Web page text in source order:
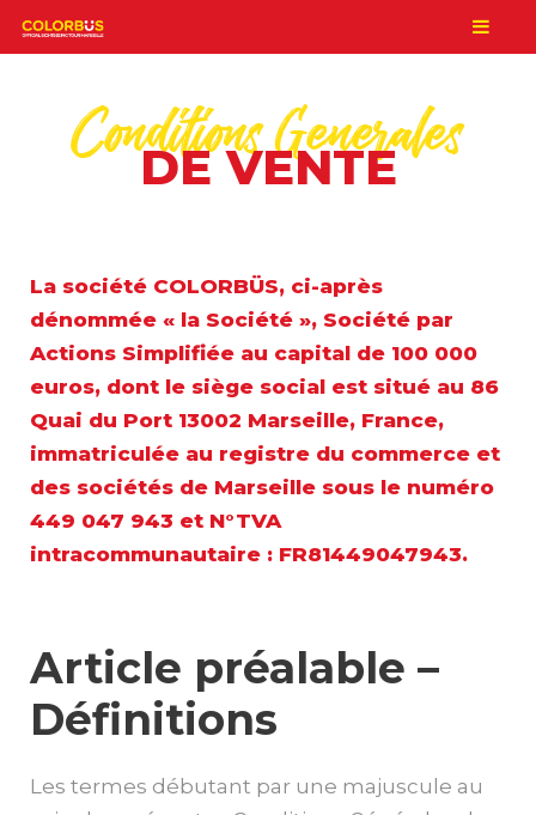
Conditions Generales
DE VENTE
La société COLORBÜS, ci-après
dénommée « la Société », Société par
Actions Simplifiée au capital de 100 000
euros, dont le siège social est situé au 86
Quai du Port 13002 Marseille, France,
immatriculée au registre du commerce et
des sociétés de Marseille sous le numéro
449 047 943 et N°TVA
intracommunautaire : FR81449047943.
Article préalable –
Définitions
Les termes débutant par une majuscule au